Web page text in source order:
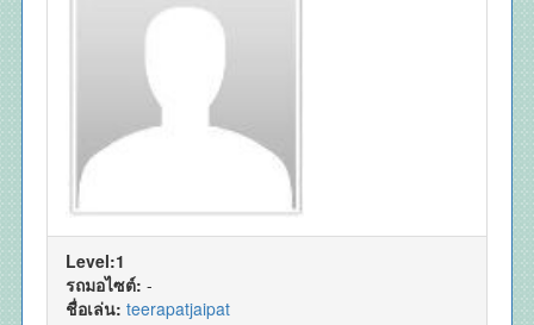
Level:1
รถมอไซต์: -
ชื่อเล่น: teerapatjaipat